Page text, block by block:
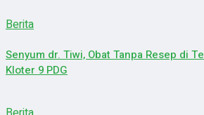
Berita
Senyum dr. Tiwi, Obat Tanpa Resep di
Kloter 9 PDG